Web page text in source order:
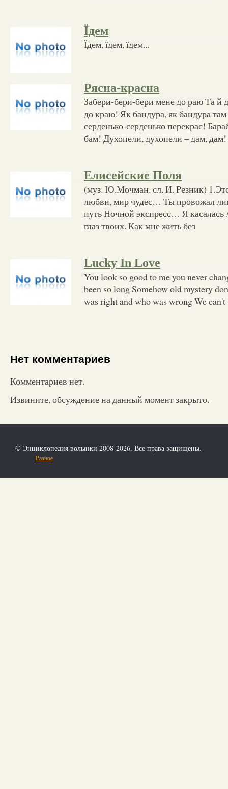
Їдем
Їдем, їдем, їдем...
Рясна-красна
Забери-бери-бери мене до раю Та й
до краю! Як бандура, як бандура
серденько-серденько перекрає!
бам! Духопели, духопели – дам, дам!
Елисейские Поля
(муз. Ю.Мочман. сл. И. Резник)
любви, мир чудес… Ты провожал
путь Ночной экспресс… Я касалась
глаз твоих. Как мне жить без
Lucky In Love
You look so good to me you never
been so long Somehow old mystery
was right and who was wrong We can't
Нет комментариев
Комментариев нет.
Извините, обсуждение на данный момент закрыто.
© Энциклопедия волынки 2008-2026. Все права защищены.
Разное